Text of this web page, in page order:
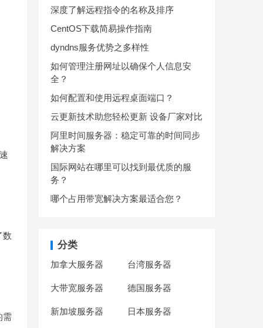
数
需
深度了解远程指令的名称及排序
CentOS下载简易操作指南
dyndns服务优势之多样性
如何管理注册网址以确保个人信息安
全？
如何配置和使用远程桌面端口？
云更新技术助您轻松更新 设备厂家对比
阿里时间服务器：稳定可靠的时间同步
解决方案
国际网站在哪里可以找到最优质的服
务？
哪个占用带宽解决方案最适合您？
分类
加拿大服务器 台湾服务器
大带宽服务器 德国服务器
新加坡服务器 日本服务器